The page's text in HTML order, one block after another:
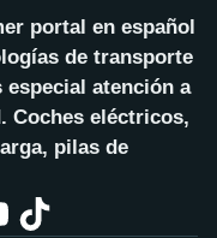
portal en español
de transporte
atención a
Coches eléctricos,
pilas de